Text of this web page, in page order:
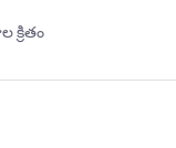
క్రితం